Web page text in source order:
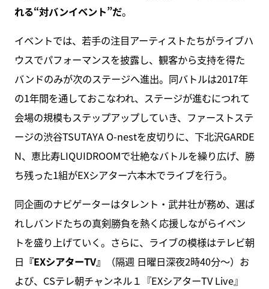
れる“対バンイベント”だ。
イベントでは、若手の注目アーティストたちがライブハ
ウスでパフォーマンスを披露し、観客から支持を得た
バンドのみが次のステージへ進出。同バトルは2017年
の1年間を通しておこなわれ、ステージが進むにつれて
会場の規模もステップアップしていき、ファーストステ
ージの渋谷TSUTAYA O-nestを皮切りに、下北沢GARDE
N、恵比寿LIQUIDROOMで壮絶なバトルを繰り広げ、勝
ち残った1組がEXシアター六本木でライブを行う。
同企画のナビゲーターはタレント・武井壮が務め、選ば
れしバンドたちの真剣勝負を熱く応援しながらイベン
トを盛り上げていく。さらに、ライブの模様はテレビ朝
日 『EXシアターTV』
（隔週 日曜日深夜2時40分～）お
よび、CSテレ朝チャンネル１『EXシアターTV Live』